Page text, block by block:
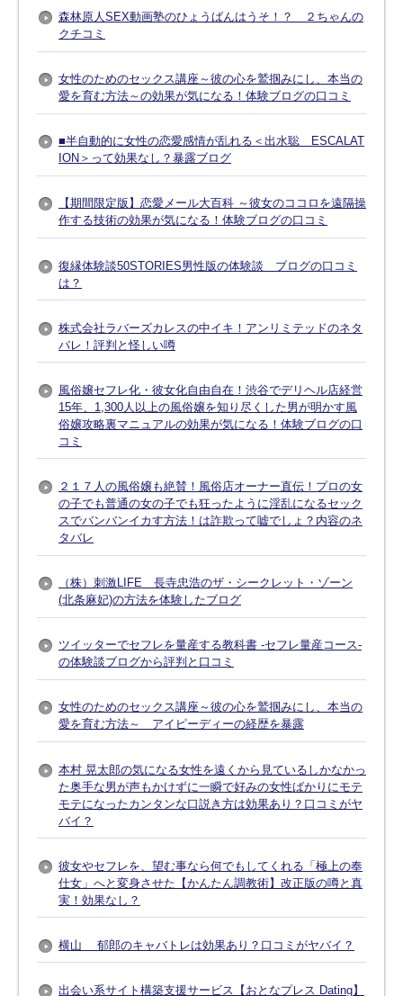
森林原人SEX動画塾のひょうばんはうそ！？ ２ちゃんの
クチコミ
女性のためのセックス講座～彼の心を鷲掴みにし、本当の
愛を育む方法～の効果が気になる！体験ブログの口コミ
■半自動的に女性の恋愛感情が乱れる＜出水聡 ESCALAT
ION＞って効果なし？暴露ブログ
【期間限定版】恋愛メール大百科 ～彼女のココロを遠隔操
作する技術の効果が気になる！体験ブログの口コミ
復縁体験談50STORIES男性版の体験談 ブログの口コミ
は？
株式会社ラバーズカレスの中イキ！アンリミテッドのネタ
バレ！評判と怪しい噂
風俗嬢セフレ化・彼女化自由自在！渋谷でデリヘル店経営
15年、1,300人以上の風俗嬢を知り尽くした男が明かす風
俗嬢攻略裏マニュアルの効果が気になる！体験ブログの口
コミ
２１７人の風俗嬢も絶賛！風俗店オーナー直伝！プロの女
の子でも普通の女の子でも狂ったように淫乱になるセック
スでバンバンイカす方法！は詐欺って嘘でしょ？内容のネ
タバレ
（株）刺激LIFE 長寺忠浩のザ・シークレット・ゾーン
(北条麻妃)の方法を体験したブログ
ツイッターでセフレを量産する教科書 -セフレ量産コース-
の体験談ブログから評判と口コミ
女性のためのセックス講座～彼の心を鷲掴みにし、本当の
愛を育む方法～ アイピーディーの経歴を暴露
本村 晃太郎の気になる女性を遠くから見ているしかなかっ
た奥手な男が声もかけずに一瞬で好みの女性ばかりにモテ
モテになったカンタンな口説き方は効果あり？口コミがヤ
バイ？
彼女やセフレを、望む事なら何でもしてくれる「極上の奉
仕女」へと変身させた【かんたん調教術】改正版の噂と真
実！効果なし？
横山 郁郎のキャバトレは効果あり？口コミがヤバイ？
出会い系サイト構築支援サービス【おとなプレス Dating】